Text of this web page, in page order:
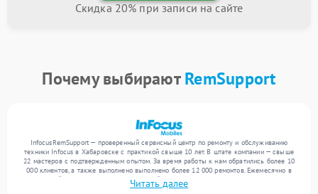
Скидка 20% при записи на сайте
Почему выбираютRemSupport
InfocusRemSupport — проверенный сервисный центр по ремонту и обслуживанию
техники Infocus в Хабаровске с практикой свыше 10 лет. В штате компании — свыше
22 мастеров с подтвержденным опытом. За время работы к нам обратились более 10
000 клиентов, а также выполнено выполнено более 12 000 ремонтов. Ежемесячно в
сервисный центр поступает от 300 устройств, включая , , . Мы работаем с широким
спектром неисправностей и обеспечиваем надежный результат благодаря
Читать далее